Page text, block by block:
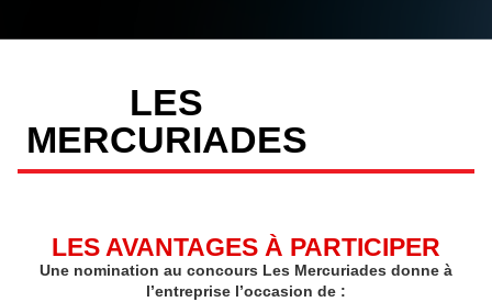
LES
MERCURIADES
LES AVANTAGES À PARTICIPER
Une nomination au concours Les Mercuriades donne à
l’entreprise l’occasion de :